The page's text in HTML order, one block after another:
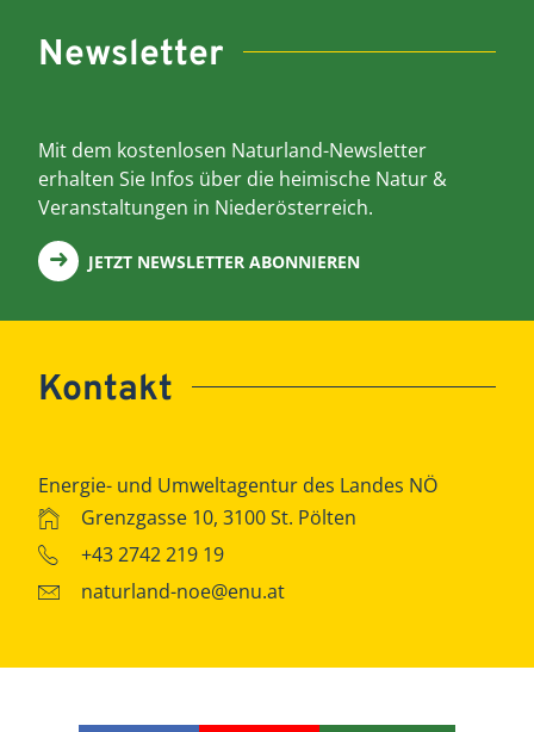
Newsletter
Mit dem kostenlosen Naturland-Newsletter
erhalten Sie Infos über die heimische Natur &
Veranstaltungen in Niederösterreich.
JETZT NEWSLETTER ABONNIEREN
Kontakt
Energie- und Umweltagentur des Landes NÖ
Grenzgasse 10, 3100 St. Pölten
+43 2742 219 19
naturland-noe@enu.at